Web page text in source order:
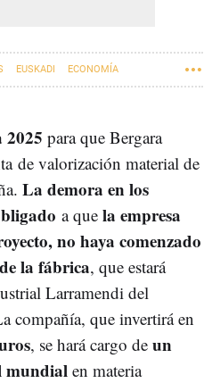
EUSKADI ECONOMÍA
2025 para que Bergara
de valorización material de
La demora en los
a que la empresa
no haya comenzado
la fábrica, que estará
Larramendi del
compañía, que invertirá en
, se hará cargo de un
mundial en materia